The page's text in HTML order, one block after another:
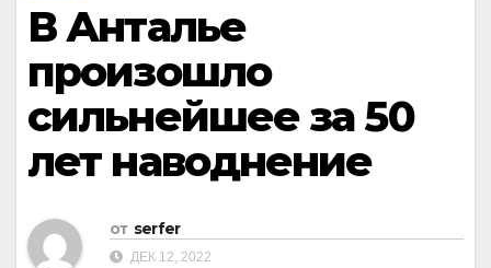
В Анталье
произошло
сильнейшее за 50
лет наводнение
от serfer
ДЕК 12, 2022